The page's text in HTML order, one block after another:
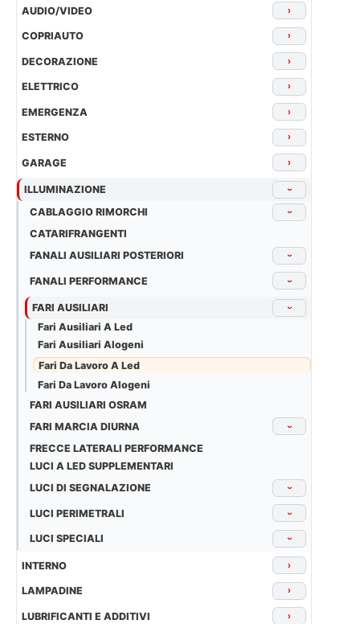
AUDIO/VIDEO ›
COPRIAUTO ›
DECORAZIONE ›
ELETTRICO ›
EMERGENZA ›
ESTERNO ›
GARAGE ›
ILLUMINAZIONE ›
CABLAGGIO RIMORCHI ›
CATARIFRANGENTI
FANALI AUSILIARI POSTERIORI
›
FANALI PERFORMANCE ›
FARI AUSILIARI ›
Fari Ausiliari A Led
Fari Ausiliari Alogeni
Fari Da Lavoro A Led
Fari Da Lavoro Alogeni
FARI AUSILIARI OSRAM
FARI MARCIA DIURNA
›
FRECCE LATERALI PERFORMANCE
LUCI A LED SUPPLEMENTARI
LUCI DI SEGNALAZIONE
›
LUCI PERIMETRALI ›
LUCI SPECIALI ›
INTERNO ›
LAMPADINE ›
LUBRIFICANTI E ADDITIVI ›